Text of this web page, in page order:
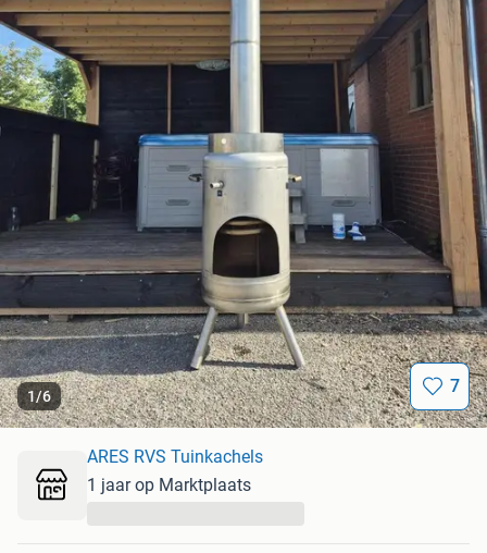
1/6 7
ARES RVS Tuinkachels
1 jaar op Marktplaats